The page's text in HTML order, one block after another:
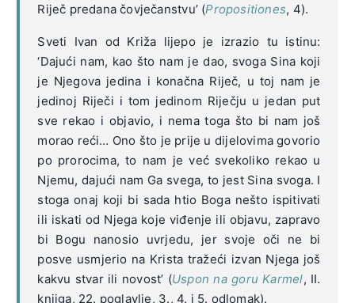
Riječ predana čovječanstvu’ (Propositiones, 4).
Sveti Ivan od Križa lijepo je izrazio tu istinu:
‘Dajući nam, kao što nam je dao, svoga Sina koji
je Njegova jedina i konačna Riječ, u toj nam je
jedinoj Riječi i tom jedinom Riječju u jedan put
sve rekao i objavio, i nema toga što bi nam još
morao reći… Ono što je prije u dijelovima govorio
po prorocima, to nam je već svekoliko rekao u
Njemu, dajući nam Ga svega, to jest Sina svoga. I
stoga onaj koji bi sada htio Boga nešto ispitivati
ili iskati od Njega koje viđenje ili objavu, zapravo
bi Bogu nanosio uvrjedu, jer svoje oči ne bi
posve usmjerio na Krista tražeći izvan Njega još
kakvu stvar ili novost’ (Uspon na goru Karmel, II.
knjiga, 22. poglavlje, 3., 4. i 5. odlomak).